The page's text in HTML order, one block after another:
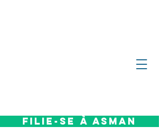
Filie-se à Asman